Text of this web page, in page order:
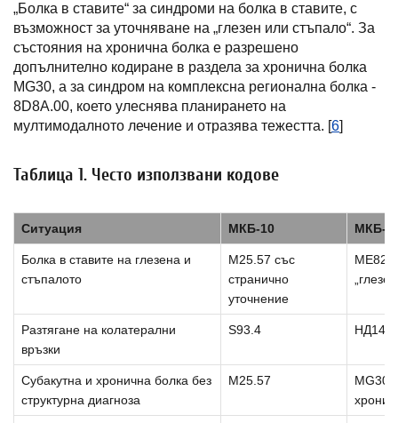
„Болка в ставите“ за синдроми на болка в ставите, с
възможност за уточняване на „глезен или стъпало“. За
състояния на хронична болка е разрешено
допълнително кодиране в раздела за хронична болка
MG30, а за синдром на комплексна регионална болка -
8D8A.00, което улеснява планирането на
мултимодалното лечение и отразява тежестта. [6]
Таблица 1. Често използвани кодове
Ситуация МКБ-10 МКБ-
Болка в ставите на глезена и
стъпалото
M25.57 със
странично
уточнение
ME82
Разтягане на колатерални
връзки
S93.4
Субакутна и хронична болка без
структурна диагноза
М25.57